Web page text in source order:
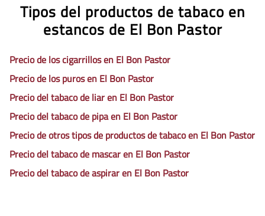
Tipos del productos de tabaco en
estancos de El Bon Pastor
Precio de los cigarrillos en El Bon Pastor
Precio de los puros en El Bon Pastor
Precio del tabaco de liar en El Bon Pastor
Precio del tabaco de pipa en El Bon Pastor
Precio de otros tipos de productos de tabaco en El Bon Pastor
Precio del tabaco de mascar en El Bon Pastor
Precio del tabaco de aspirar en El Bon Pastor